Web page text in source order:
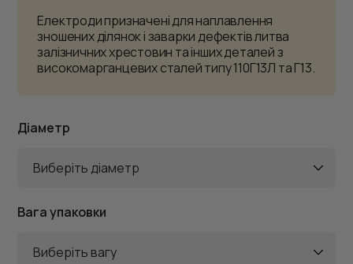
Електроди призначені для наплавлення
зношених ділянок і заварки дефектів литва
залізничних хрестовин та інших деталей з
високомарганцевих сталей типу 110Г13Л та Г13.
Діаметр
Виберіть діаметр
Вага упаковки
Виберіть вагу